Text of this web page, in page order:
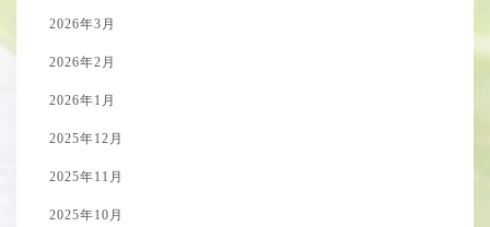
2026年3月
2026年2月
2026年1月
2025年12月
2025年11月
2025年10月